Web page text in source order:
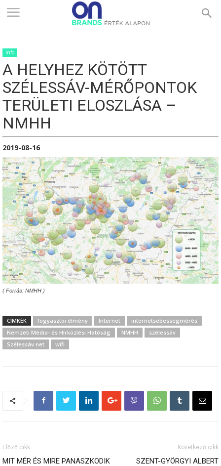
ONBRANDS
–
ÉRTÉK
ALAPON
Info
A HELYHEZ KÖTÖTT
SZÉLESSÁV-MÉRŐPONTOK
TERÜLETI ELOSZLÁSA –
NMHH
2019-08-16
( Forrás: NMHH )
CÍMKÉK fogyasztói élmény Internet
internetsebességmérés
Nemzeti Média- és Hírközlési Hatóság
NMHH
szélessáv
Szélessáv.net
wifi
Előző cikk
MIT MÉR ÉS MIRE PANASZKODIK
Következő cikk
SZENT-GYÖRGYI ALBERT